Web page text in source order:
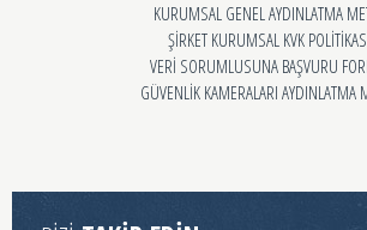
KURUMSAL GENEL AYDINLATMA
ŞİRKET KURUMSAL KVK
VERİ SORUMLUSUNA BAŞVURU
GÜVENLİK KAMERALARI AYDINLATMA